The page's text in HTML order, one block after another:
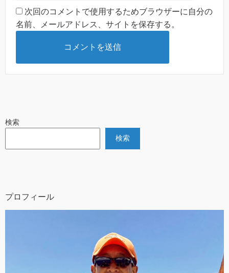
次回のコメントで使用するためブラウザーに自分の
名前、メールアドレス、サイトを保存する。
検索
検索
プロフィール